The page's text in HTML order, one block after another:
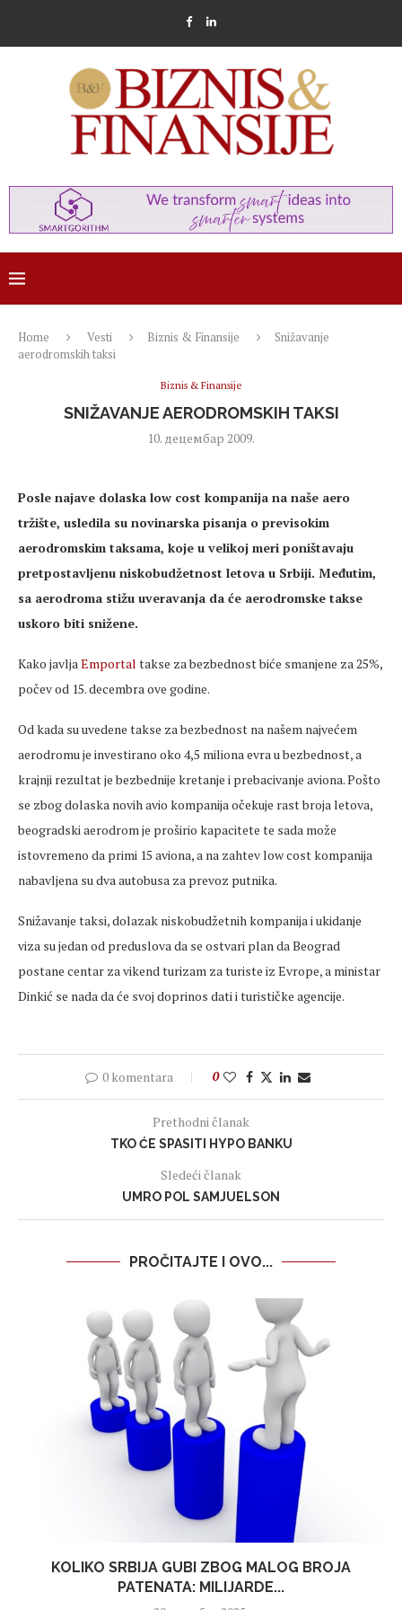
Home Vesti Biznis & Finansije
Snižavanje
aerodromskih taksi
Biznis & Finansije
SNIŽAVANJE AERODROMSKIH TAKSI
10. децембар 2009.
Posle najave dolaska low cost kompanija na naše aero
tržište, usledila su novinarska pisanja o previsokim
aerodromskim taksama, koje u velikoj meri poništavaju
pretpostavljenu niskobudžetnost letova u Srbiji. Međutim,
sa aerodroma stižu uveravanja da će aerodromske takse
uskoro biti snižene.
Kako javljaEmportal takse za bezbednost biće smanjene za 25%,
počev od 15. decembra ove godine.
Od kada su uvedene takse za bezbednost na našem najvećem
aerodromu je investirano oko 4,5 miliona evra u bezbednost, a
krajnji rezultat je bezbednije kretanje i prebacivanje aviona. Pošto
se zbog dolaska novih avio kompanija očekuje rast broja letova,
beogradski aerodrom je proširio kapacitete te sada može
istovremeno da primi 15 aviona, a na zahtev low cost kompanija
nabavljena su dva autobusa za prevoz putnika.
Snižavanje taksi, dolazak niskobudžetnih kompanija i ukidanje
viza su jedan od preduslova da se ostvari plan da Beograd
postane centar za vikend turizam za turiste iz Evrope, a ministar
Dinkić se nada da će svoj doprinos dati i turističke agencije.
0 komentara 0
Prethodni članak
TKO ĆE SPASITI HYPO BANKU
Sledeći članak
UMRO POL SAMJUELSON
PROČITAJTE I OVO...
KOLIKO SRBIJA GUBI ZBOG MALOG BROJA
PATENATA: MILIJARDE...